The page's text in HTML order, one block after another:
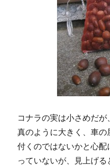
コナラの実は小さめだ
真のように大きく、車
付くのではないかと心
っていないが、見上げ